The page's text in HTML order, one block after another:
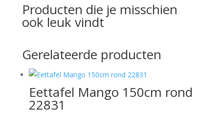
Producten die je misschien
ook leuk vindt
Gerelateerde producten
Eettafel Mango 150cm rond
22831